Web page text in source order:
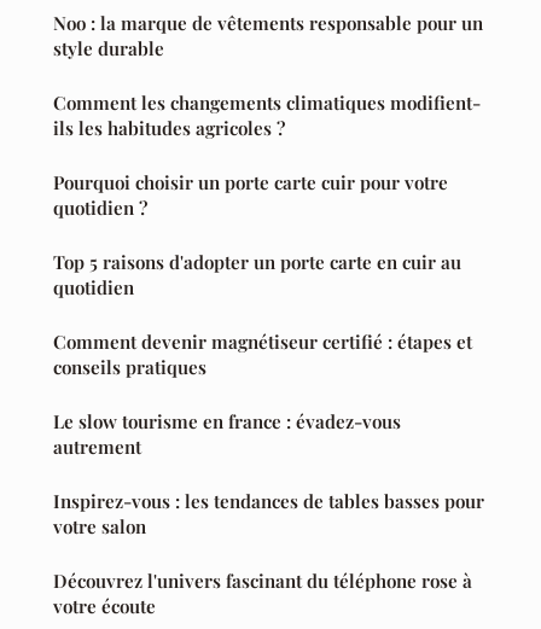
Noo : la marque de vêtements responsable pour un
style durable
Comment les changements climatiques modifient-
ils les habitudes agricoles ?
Pourquoi choisir un porte carte cuir pour votre
quotidien ?
Top 5 raisons d'adopter un porte carte en cuir au
quotidien
Comment devenir magnétiseur certifié : étapes et
conseils pratiques
Le slow tourisme en france : évadez-vous
autrement
Inspirez-vous : les tendances de tables basses pour
votre salon
Découvrez l'univers fascinant du téléphone rose à
votre écoute